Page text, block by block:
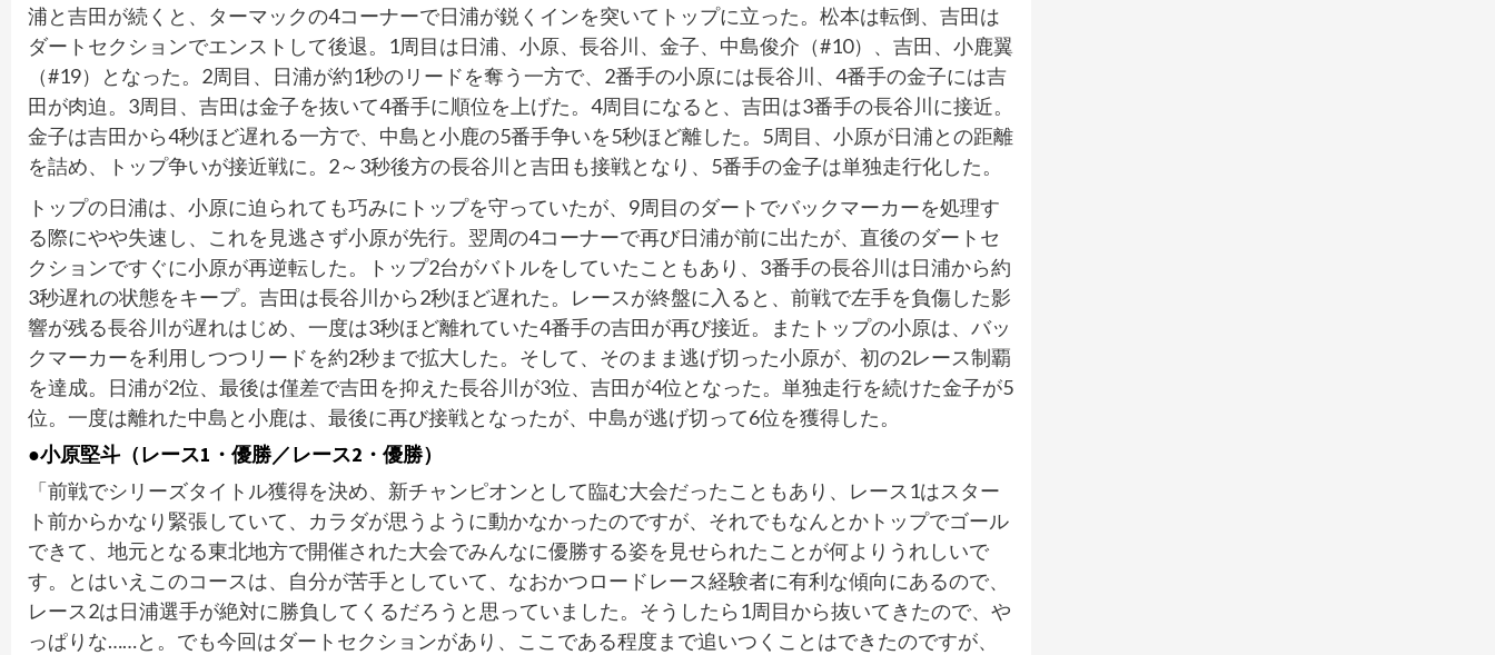
浦と吉田が続くと、ターマックの4コーナーで日浦が鋭くインを突いてトップに立った。松本は転倒、吉田は
ダートセクションでエンストして後退。1周目は日浦、小原、長谷川、金子、中島俊介（#10）、吉田、小鹿翼
（#19）となった。2周目、日浦が約1秒のリードを奪う一方で、2番手の小原には長谷川、4番手の金子には吉
田が肉迫。3周目、吉田は金子を抜いて4番手に順位を上げた。4周目になると、吉田は3番手の長谷川に接近。
金子は吉田から4秒ほど遅れる一方で、中島と小鹿の5番手争いを5秒ほど離した。5周目、小原が日浦との距離
を詰め、トップ争いが接近戦に。2～3秒後方の長谷川と吉田も接戦となり、5番手の金子は単独走行化した。
トップの日浦は、小原に迫られても巧みにトップを守っていたが、9周目のダートでバックマーカーを処理す
る際にやや失速し、これを見逃さず小原が先行。翌周の4コーナーで再び日浦が前に出たが、直後のダートセ
クションですぐに小原が再逆転した。トップ2台がバトルをしていたこともあり、3番手の長谷川は日浦から約
3秒遅れの状態をキープ。吉田は長谷川から2秒ほど遅れた。レースが終盤に入ると、前戦で左手を負傷した影
響が残る長谷川が遅れはじめ、一度は3秒ほど離れていた4番手の吉田が再び接近。またトップの小原は、バッ
クマーカーを利用しつつリードを約2秒まで拡大した。そして、そのまま逃げ切った小原が、初の2レース制覇
を達成。日浦が2位、最後は僅差で吉田を抑えた長谷川が3位、吉田が4位となった。単独走行を続けた金子が5
位。一度は離れた中島と小鹿は、最後に再び接戦となったが、中島が逃げ切って6位を獲得した。
●小原堅斗（レース1・優勝／レース2・優勝）
「前戦でシリーズタイトル獲得を決め、新チャンピオンとして臨む大会だったこともあり、レース1はスター
ト前からかなり緊張していて、カラダが思うように動かなかったのですが、それでもなんとかトップでゴール
できて、地元となる東北地方で開催された大会でみんなに優勝する姿を見せられたことが何よりうれしいで
す。とはいえこのコースは、自分が苦手としていて、なおかつロードレース経験者に有利な傾向にあるので、
レース2は日浦選手が絶対に勝負してくるだろうと思っていました。そうしたら1周目から抜いてきたので、や
っぱりな……と。でも今回はダートセクションがあり、ここである程度まで追いつくことはできたのですが、